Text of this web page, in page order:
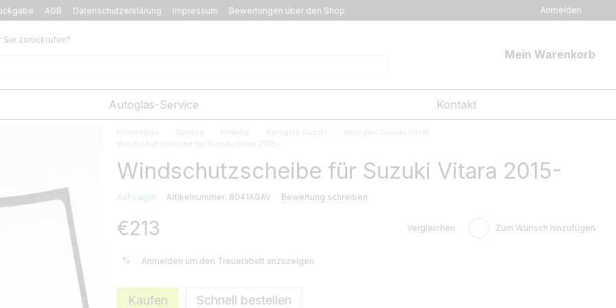
AGB Datenschutzerklärung Impressum Bewertungen über den Shop Anmelden
Sie zurückrufen?
Mein Warenkorb
Autoglas-Service Kontakt
Ihrautoglas Katalog Katalog Autoglas Suzuki
Autoglas Suzuki Vitara
Windschutzscheibe für Suzuki Vitara 2015-
Windschutzscheibe für Suzuki Vitara 2015-
Auf Lager Artikelnummer: 8041AGAV Bewertung schreiben
€213 Vergleichen Zum Wunsch hinzufügen
% Anmelden um den Treuerabatt anzuzeigen
Kaufen Schnell bestellen